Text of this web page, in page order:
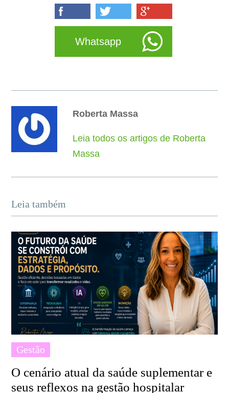
Whatsapp
Roberta Massa
Leia todos os artigos de Roberta
Massa
Leia também
Gestão
O cenário atual da saúde suplementar e
seus reflexos na gestão hospitalar